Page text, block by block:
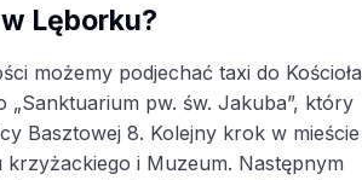
Lęborku?
możemy podjechać taxi do Kościoła
„Sanktuarium pw. św. Jakuba”, który
Basztowej 8. Kolejny krok w mieście
krzyżackiego i Muzeum. Następnym